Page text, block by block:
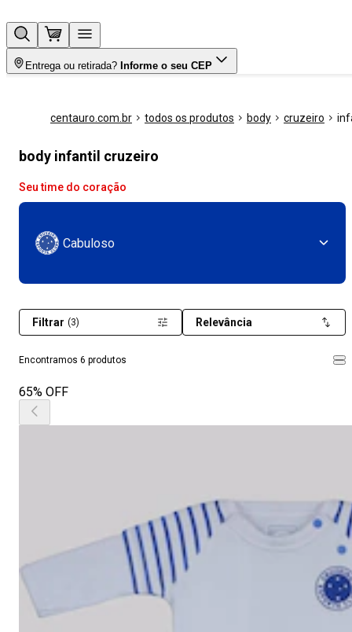
Entrega ou retirada? Informe o seu CEP
centauro.com.br todos os produtos body cruzeiro
body infantil cruzeiro
Seu time do coração
Cabuloso
Encontramos 6 produtos
Filtrar (3) Relevância
65% OFF